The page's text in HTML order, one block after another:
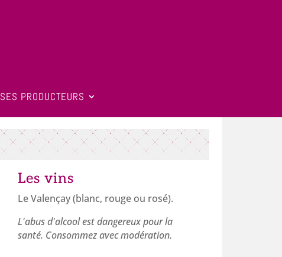
SES PRODUCTEURS
Les vins
Le Valençay (blanc, rouge ou rosé).
L'abus d'alcool est dangereux pour la
santé. Consommez avec modération.